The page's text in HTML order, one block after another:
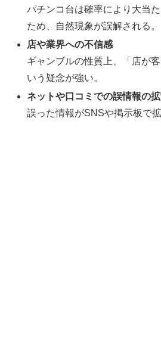
パチンコ台は確率により大当
ため、自然現象が誤解される。
店や業界への不信感
ギャンブルの性質上、「店が
いう疑念が強い。
ネットや口コミでの誤情報の
誤った情報がSNSや掲示板で